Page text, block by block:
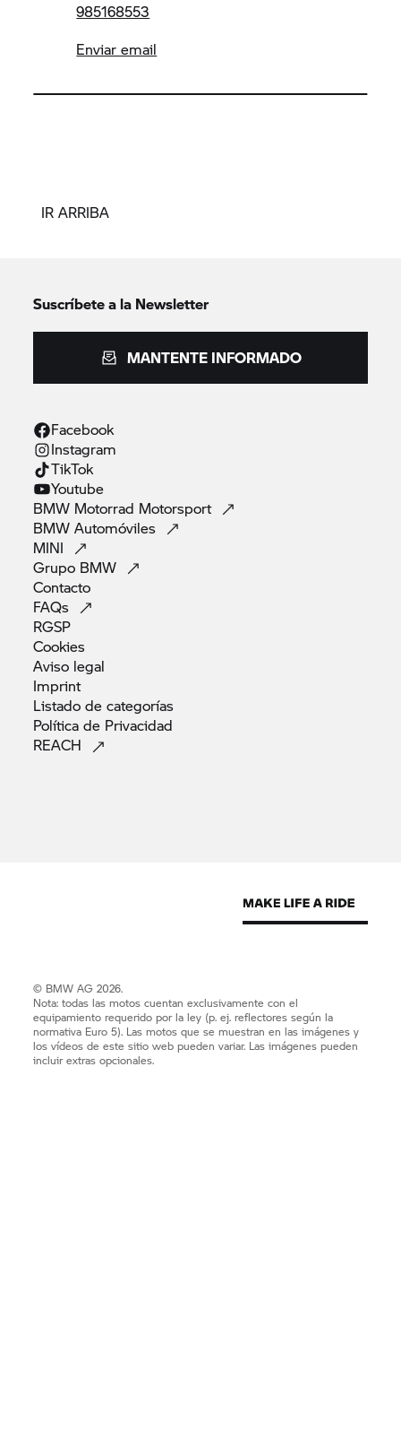
985168553
Enviar email
IR ARRIBA
Suscríbete a la Newsletter
MANTENTE INFORMADO
Facebook
Instagram
TikTok
Youtube
BMW Motorrad Motorsport
BMWAutomóviles
MINI
Grupo BMW
Contacto
FAQs
RGSP
Cookies
Aviso legal
Imprint
Listado decategorías
Política de Privacidad
REACH
© BMW AG 2026.
Nota: todas las motos cuentan exclusivamente con el
equipamiento requerido por la ley (p. ej. reflectores según la
normativa Euro 5). Las motos que se muestran en las imágenes y
los vídeos de este sitio web pueden variar. Las imágenes pueden
incluir extras opcionales.